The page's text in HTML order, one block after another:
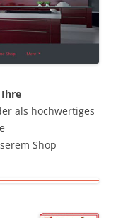
als hochwertiges
Shop